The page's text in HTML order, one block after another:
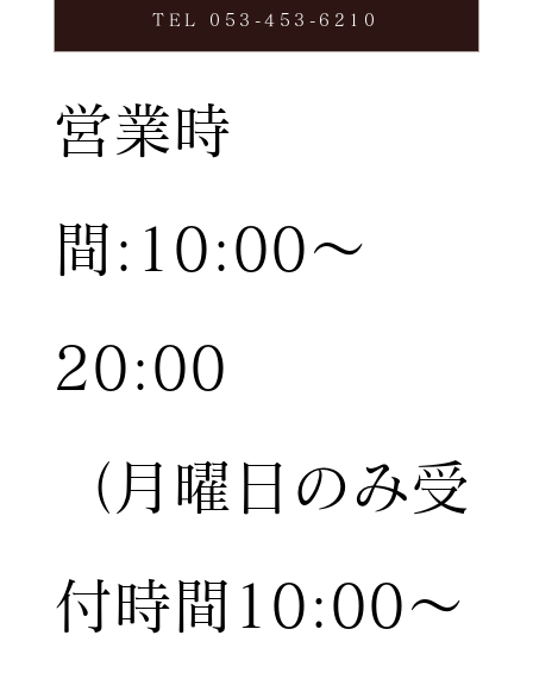
TEL 053-453-6210
営業時
間:10:00〜
20:00
（月曜日のみ受
付時間10:00〜